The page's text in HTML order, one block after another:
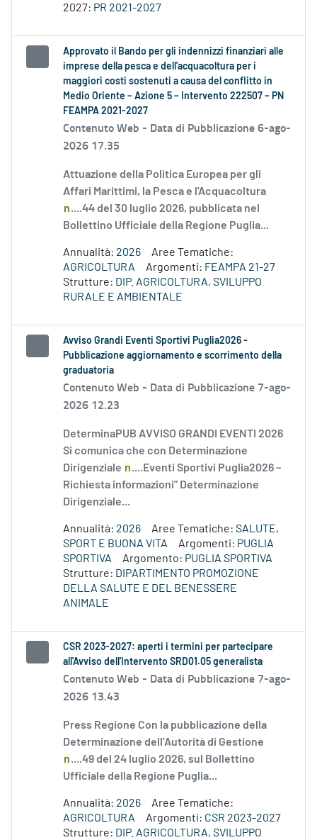
2027: PR 2021-2027
Approvato il Bando per gli indennizzi finanziari alle
imprese della pesca e dell'acquacoltura per i
maggiori costi sostenuti a causa del conflitto in
Medio Oriente – Azione 5 – Intervento 222507 – PN
FEAMPA 2021-2027
Contenuto Web - Data di Pubblicazione 6-ago-
2026 17.35
Attuazione della Politica Europea per gli
Affari Marittimi, la Pesca e l'Acquacoltura
n....44 del 30 luglio 2026, pubblicata nel
Bollettino Ufficiale della Regione Puglia...
Annualità: 2026
Aree Tematiche:
AGRICOLTURA
Argomenti: FEAMPA 21-27
Strutture: DIP. AGRICOLTURA, SVILUPPO
RURALE E AMBIENTALE
Avviso Grandi Eventi Sportivi Puglia2026 -
Pubblicazione aggiornamento e scorrimento della
graduatoria
Contenuto Web - Data di Pubblicazione 7-ago-
2026 12.23
DeterminaPUB AVVISO GRANDI EVENTI 2026
Si comunica che con Determinazione
Dirigenziale n....Eventi Sportivi Puglia2026 –
Richiesta informazioni” Determinazione
Dirigenziale...
Annualità: 2026 Aree Tematiche: SALUTE,
SPORT E BUONA VITA
Argomenti: PUGLIA
SPORTIVA
Argomento: PUGLIA SPORTIVA
Strutture: DIPARTIMENTO PROMOZIONE
DELLA SALUTE E DEL BENESSERE
ANIMALE
CSR 2023-2027: aperti i termini per partecipare
all'Avviso dell'Intervento SRD01.05 generalista
Contenuto Web - Data di Pubblicazione 7-ago-
2026 13.43
Press Regione Con la pubblicazione della
Determinazione dell’Autorità di Gestione
n....49 del 24 luglio 2026, sul Bollettino
Ufficiale della Regione Puglia...
Annualità: 2026
Aree Tematiche:
AGRICOLTURA
Argomenti: CSR 2023-2027
Strutture: DIP. AGRICOLTURA, SVILUPPO